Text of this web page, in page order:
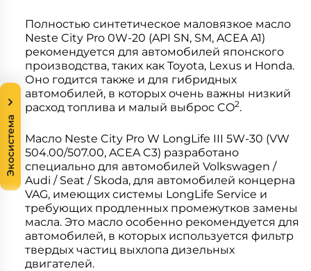
Полностью синтетическое маловязкое масло
Neste City Pro 0W-20 (API SN, SM, ACEA A1)
рекомендуется для автомобилей японского
производства, таких как Toyota, Lexus и Honda.
Оно годится также и для гибридных
автомобилей, в которых очень важны низкий
расход топлива и малый выброс CO2.
Масло Neste City Pro W LongLife III 5W-30 (VW
504.00/507.00, ACEA C3) разработано
специально для автомобилей Volkswagen /
Audi / Seat / Skoda, для автомобилей концерна
VAG, имеющих системы LongLife Service и
требующих продленных промежутков замены
масла. Это масло особенно рекомендуется для
автомобилей, в которых используется фильтр
твердых частиц выхлопа дизельных
двигателей.
Экосистема